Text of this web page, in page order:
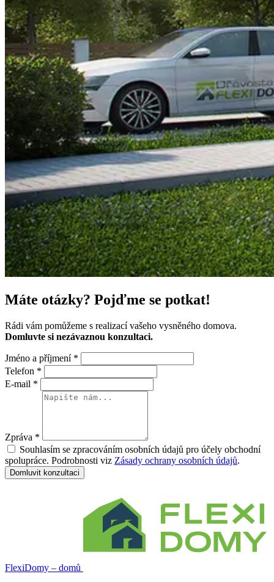
Máte otázky? Pojďme se potkat!
Rádi vám pomůžeme s realizací vašeho vysněného domova.
Domluvte si nezávaznou konzultaci.
Jméno a příjmení *
Telefon *
E-mail *
Zpráva *
Souhlasím se zpracováním osobních údajů pro účely obchodní
spolupráce. Podrobnosti viz Zásady ochrany osobních údajů.
Domluvit konzultaci
FlexiDomy – domů